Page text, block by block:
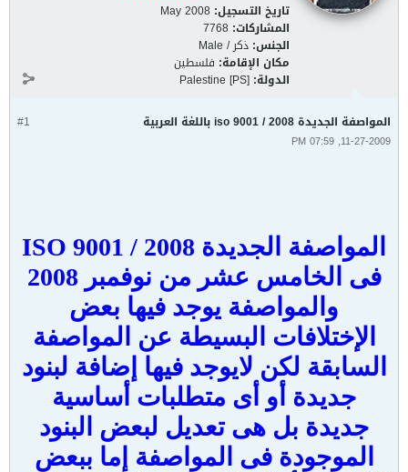
تاريخ التسجيل: May 2008
المشاركات: 7768
الجنس: ذكر / Male
مكان الإقامة: فلسطين
الدولة: Palestine [PS]
#1 المواصفة الجديدة iso 9001 / 2008 باللغة العربية
11-27-2009, 07:59 PM
المواصفة الجديدة ISO 9001 / 2008
فى الخامس عشر من نوفمبر 2008
والمواصفة يوجد فيها بعض
الإختلافات البسيطة عن المواصفة
السابقة لكن لايوجد فيها إضافة لبنود
جديدة أو أى متطلبات أساسية
جديدة بل هى تعديل لبعض البنود
الموجودة فى المواصفة إما ببعض